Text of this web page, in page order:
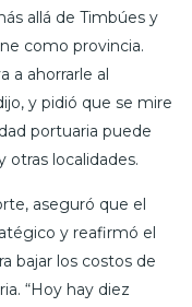
allá de Timbúes y
como provincia.
a ahorrarle al
y pidió que se mire
portuaria puede
otras localidades.
aseguró que el
y reafirmó el
bajar los costos de
“Hoy hay diez